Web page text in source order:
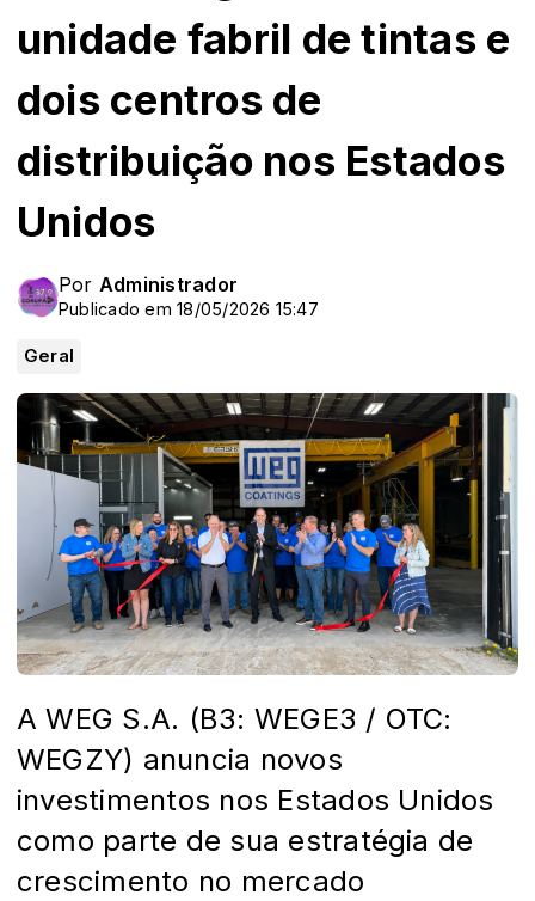
unidade fabril de tintas e
dois centros de
distribuição nos Estados
Unidos
Por Administrador
Publicado em 18/05/2026 15:47
Geral
A WEG S.A. (B3: WEGE3 / OTC:
WEGZY) anuncia novos
investimentos nos Estados Unidos
como parte de sua estratégia de
crescimento no mercado